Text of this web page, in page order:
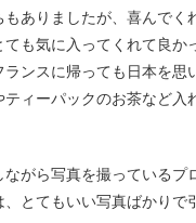
ありましたが、喜んで
も気に入ってくれて良か
ンスに帰っても日本を
ィーパックのお茶など入
がら写真を撮っている
とてもいい写真ばかり